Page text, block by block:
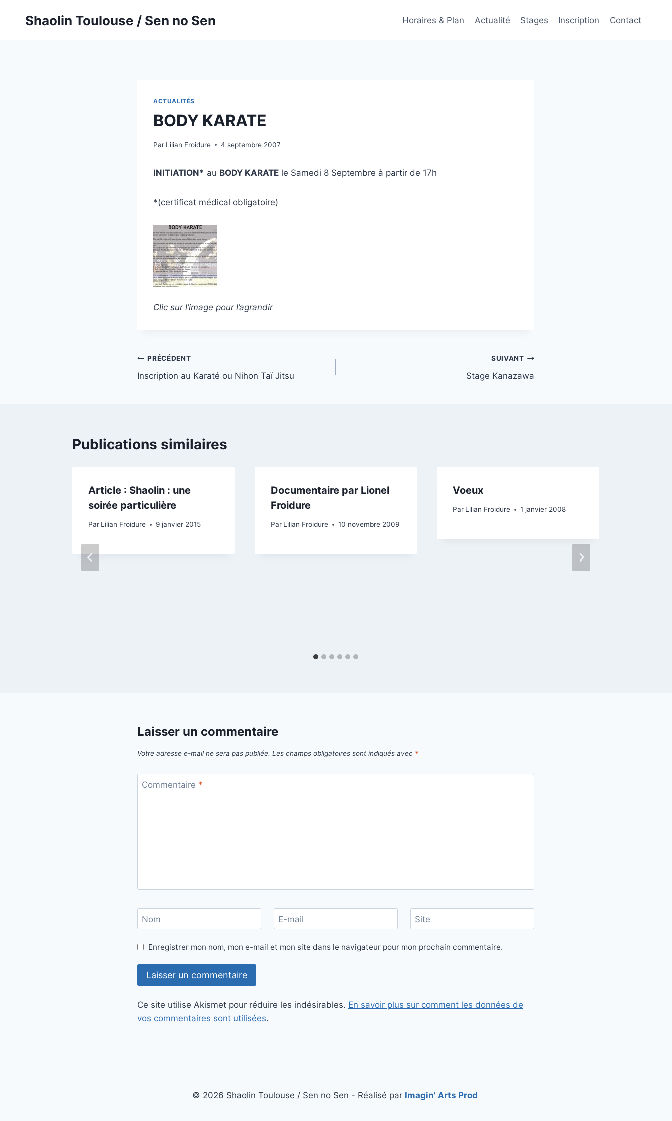
Shaolin Toulouse / Sen no Sen Horaires & Plan Actualité Stages Inscription Contact
ACTUALITÉS
BODY KARATE
Par Lilian Froidure 4 septembre 2007
INITIATION* au BODY KARATE le Samedi 8 Septembre à partir de 17h
*(certificat médical obligatoire)
Clic sur l’image pour l’agrandir
Navigation
de
PRÉCÉDENT
Inscription au Karaté ou Nihon Taï Jitsu
SUIVANT
Stage Kanazawa
Publications similaires
Article : Shaolin : une
soirée particulière
Par Lilian Froidure 9 janvier 2015
Documentaire par Lionel
Froidure
Par Lilian Froidure 10 novembre 2009
Voeux
Par Lilian Froidure 1 janvier 2008
Laisser un commentaire
Votre adresse e-mail ne sera pas publiée. Les champs obligatoires sont indiqués avec *
Commentaire *
Nom E-mail Site
Enregistrer mon nom, mon e-mail et mon site dans le navigateur pour mon prochain commentaire.
Ce site utilise Akismet pour réduire les indésirables. En savoir plus sur comment les données de
vos commentaires sont utilisées.
© 2026 Shaolin Toulouse / Sen no Sen - Réalisé par Imagin' Arts Prod